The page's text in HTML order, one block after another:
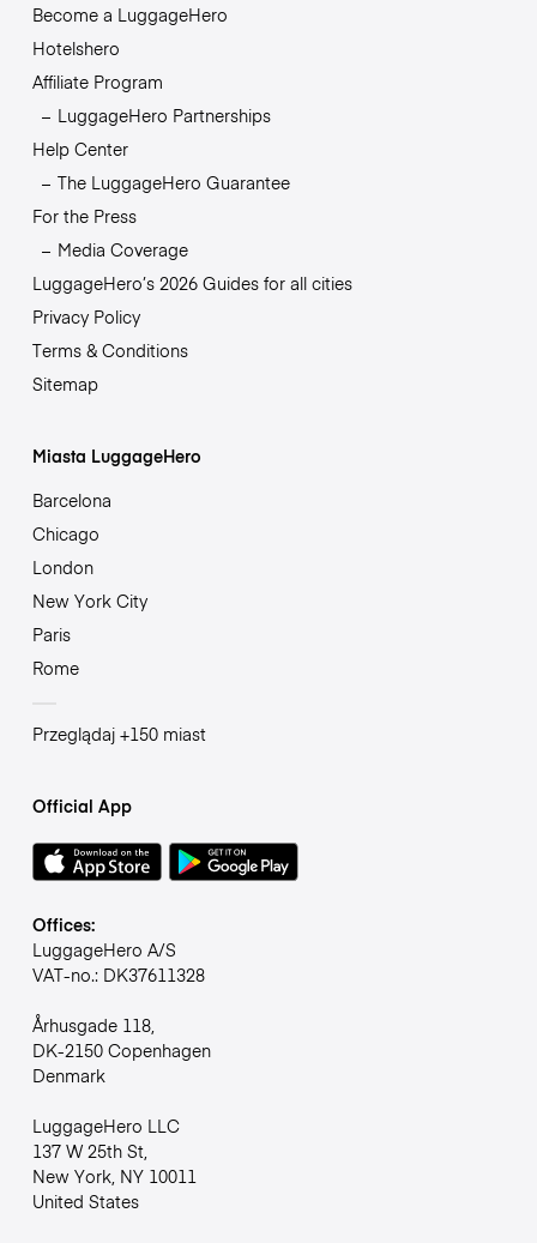
Become a LuggageHero
Hotelshero
Affiliate Program
LuggageHero Partnerships
Help Center
The LuggageHero Guarantee
For the Press
Media Coverage
LuggageHero’s 2026 Guides for all cities
Privacy Policy
Terms & Conditions
Sitemap
Miasta LuggageHero
Barcelona
Chicago
London
New York City
Paris
Rome
Przeglądaj +150 miast
Official App
Offices:
LuggageHero A/S
VAT-no.: DK37611328
Århusgade 118,
DK-2150 Copenhagen
Denmark
LuggageHero LLC
137 W 25th St,
New York, NY 10011
United States